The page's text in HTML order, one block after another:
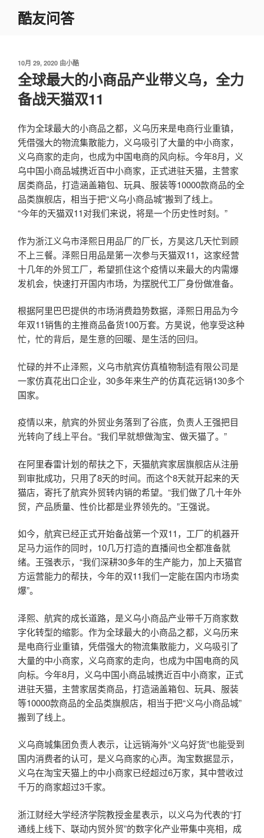
酷友问答
发
布
于
10月 29, 2020 由小酷
全球最大的小商品产业带义乌，全力
备战天猫双11
作为全球最大的小商品之都，义乌历来是电商行业重镇，
凭借强大的物流集散能力，义乌吸引了大量的中小商家，
义乌商家的走向，也成为中国电商的风向标。今年8月，义
乌中国小商品城携近百中小商家，正式进驻天猫，主营家
居类商品，打造涵盖箱包、玩具、服装等10000款商品的全
品类旗舰店，相当于把“义乌小商品城”搬到了线上。
“今年的天猫双11对我们来说，将是一个历史性时刻。”
作为浙江义乌市泽熙日用品厂的厂长，方昊这几天忙到顾
不上三餐。泽熙日用品是第一次参与天猫双11，这家经营
十几年的外贸工厂，希望抓住这个疫情以来最大的内需爆
发机会，快速打开国内市场，为摆脱代工厂身份做准备。
根据阿里巴巴提供的市场消费趋势数据，泽熙日用品为今
年双11销售的主推商品备货100万套。方昊说，他享受这种
忙，忙的背后，是生意的回暖、是生活的回归。
忙碌的并不止泽熙，义乌市航宾仿真植物制造有限公司是
一家仿真花出口企业，30多年来生产的仿真花远销130多个
国家。
疫情以来，航宾的外贸业务落到了谷底，负责人王强把目
光转向了线上平台。“我们早就想做淘宝、做天猫了。”
在阿里春雷计划的帮扶之下，天猫航宾家居旗舰店从注册
到审批成功，只用了8天的时间。而这个8天就开起来的天
猫店，寄托了航宾外贸转内销的希望。“我们做了几十年外
贸，产品质量、性价比都是业界领先的。”王强说。
如今，航宾已经正式开始备战第一个双11，工厂的机器开
足马力运作的同时，10几万打造的直播间也全都准备就
绪。王强表示，“我们深耕30多年的生产能力，加上天猫官
方运营能力的帮扶，今年的双11我们一定能在国内市场卖
爆”。
泽熙、航宾的成长道路，是义乌小商品产业带千万商家数
字化转型的缩影。作为全球最大的小商品之都，义乌历来
是电商行业重镇，凭借强大的物流集散能力，义乌吸引了
大量的中小商家，义乌商家的走向，也成为中国电商的风
向标。今年8月，义乌中国小商品城携近百中小商家，正式
进驻天猫，主营家居类商品，打造涵盖箱包、玩具、服装
等10000款商品的全品类旗舰店，相当于把“义乌小商品城”
搬到了线上。
义乌商城集团负责人表示，让远销海外“义乌好货”也能受到
国内消费者的认可，是义乌商家的心声。淘宝数据显示，
义乌在淘宝天猫上的中小商家已经超过6万家，其中营收过
千万的商家超过3千家。
浙江财经大学经济学院教授金星表示，以义乌为代表的“打
通线上线下、联动内贸外贸”的数字化产业带集中亮相，成